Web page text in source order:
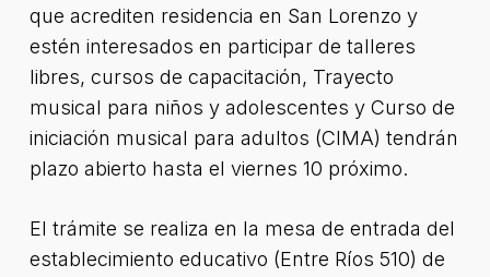
que acrediten residencia en San Lorenzo y
estén interesados en participar de talleres
libres, cursos de capacitación, Trayecto
musical para niños y adolescentes y Curso de
iniciación musical para adultos (CIMA) tendrán
plazo abierto hasta el viernes 10 próximo.
El trámite se realiza en la mesa de entrada del
establecimiento educativo (Entre Ríos 510) de